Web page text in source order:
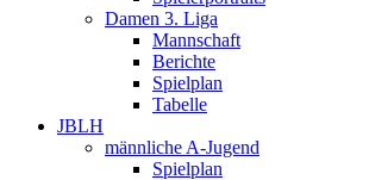
Damen 3. Liga
Mannschaft
Berichte
Spielplan
Tabelle
JBLH
männliche A-Jugend
Spielplan